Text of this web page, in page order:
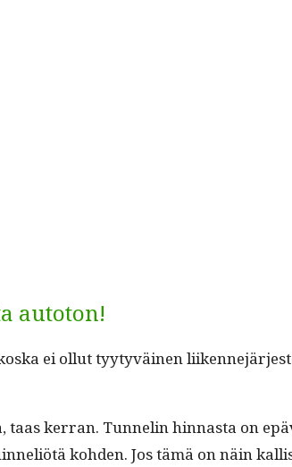
autoton!
ei ollut tyy­tyväi­nen
ker­ran. Tun­nelin hin­nas­ta on
kohden. Jos tämä on näin